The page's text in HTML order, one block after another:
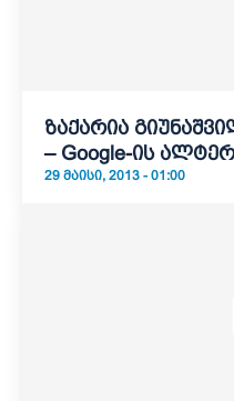
ზაქარია
– Google-ის
29 ᲛᲐᲘᲡᲘ, 2013 - 01:00